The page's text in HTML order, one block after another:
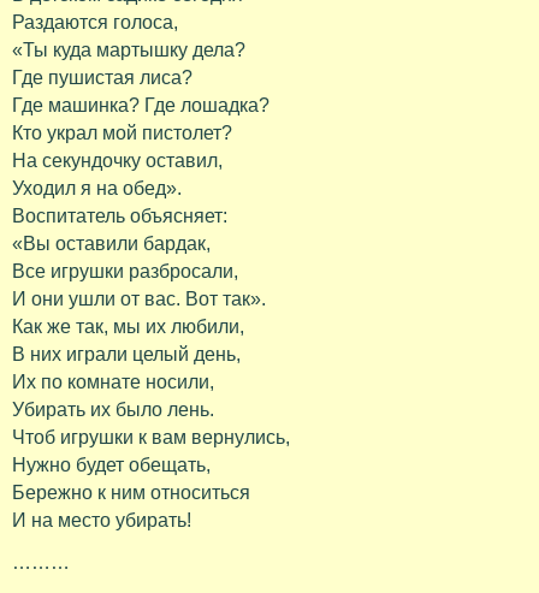
Раздаются голоса,
«Ты куда мартышку дела?
Где пушистая лиса?
Где машинка? Где лошадка?
Кто украл мой пистолет?
На секундочку оставил,
Уходил я на обед».
Воспитатель объясняет:
«Вы оставили бардак,
Все игрушки разбросали,
И они ушли от вас. Вот так».
Как же так, мы их любили,
В них играли целый день,
Их по комнате носили,
Убирать их было лень.
Чтоб игрушки к вам вернулись,
Нужно будет обещать,
Бережно к ним относиться
И на место убирать!
………